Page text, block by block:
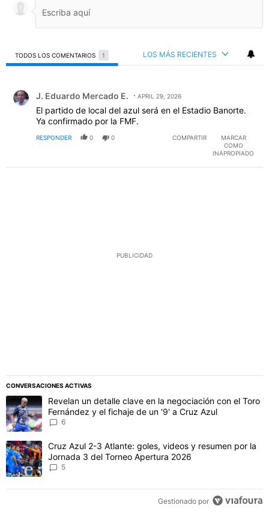
TODOS LOS COMENTARIOS 1 LOS MÁS RECIENTES
J. Eduardo Mercado E. APRIL 29, 2026
El partido de local del azul será en el Estadio Banorte.
Ya confirmado por la FMF.
RESPONDER 0 0 COMPARTIR
MARCAR
COMO
INAPROPIADO
PUBLICIDAD
CONVERSACIONES ACTIVAS
Este listado muestra los artículos con más comentarios en los
Un artículo de tendencia con el título "Revelan un detalle clave
Revelan un detalle clave en la negociación con el Toro
Fernández y el fichaje de un '9' a Cruz Azul
6
Un artículo de tendencia con el título "Cruz Azul 2-3 Atlante:
Cruz Azul 2-3 Atlante: goles, videos y resumen por la
Jornada 3 del Torneo Apertura 2026
5
Gestionado por